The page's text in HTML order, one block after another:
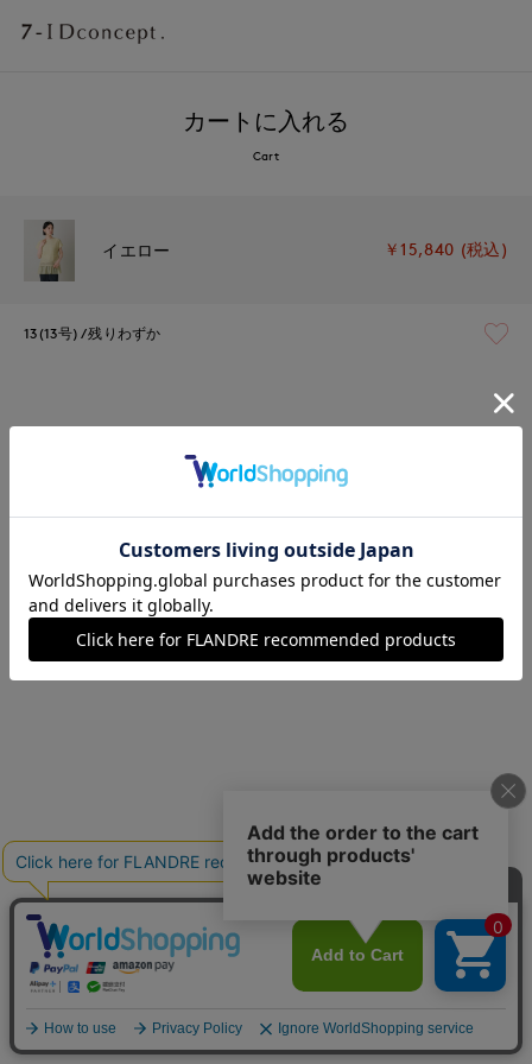
カートに入れる
Cart
イエロー ￥15,840 (税込)
13(13号) 残りわずか